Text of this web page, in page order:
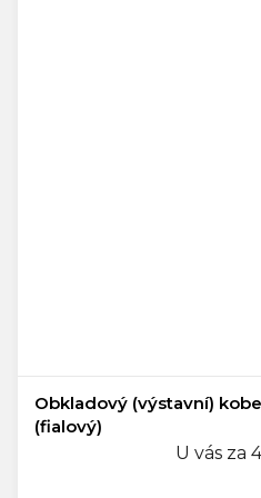
Obkladový (výstavní)
(fialový)
U vás za